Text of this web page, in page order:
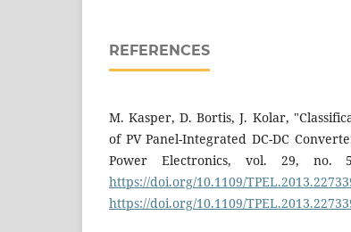
REFERENCES
M. Kasper, D. Bortis, J. Kolar,
of PV Panel-Integrated DC-DC
Power Electronics, vol. 29, no.
https://doi.org/10.1109/
https://doi.org/10.1109/